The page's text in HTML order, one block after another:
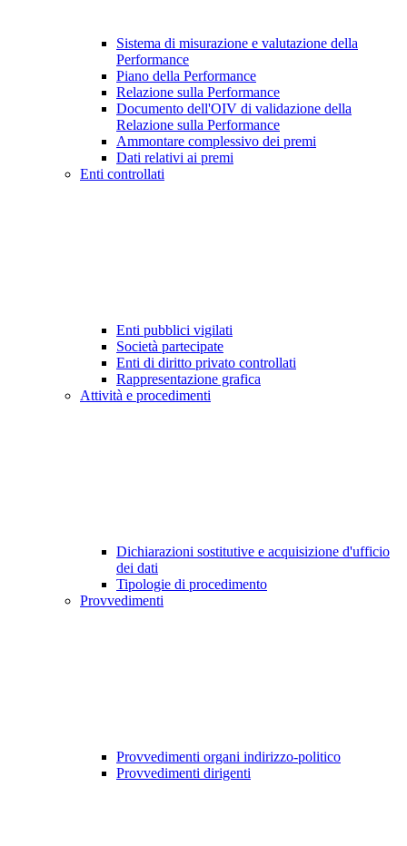
Sistema di misurazione e valutazione della
Performance
Piano della Performance
Relazione sulla Performance
Documento dell'OIV di validazione della
Relazione sulla Performance
Ammontare complessivo dei premi
Dati relativi ai premi
Enti controllati
Enti pubblici vigilati
Società partecipate
Enti di diritto privato controllati
Rappresentazione grafica
Attività e procedimenti
Dichiarazioni sostitutive e acquisizione d'ufficio
dei dati
Tipologie di procedimento
Provvedimenti
Provvedimenti organi indirizzo-politico
Provvedimenti dirigenti